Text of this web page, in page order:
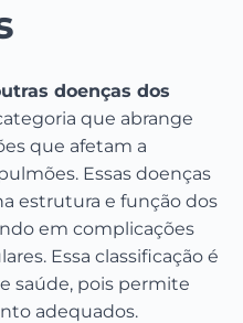
doenças dos
que abrange
que afetam a
Essas doenças
estrutura e função dos
em complicações
Essa classificação é
saúde, pois permite
adequados.